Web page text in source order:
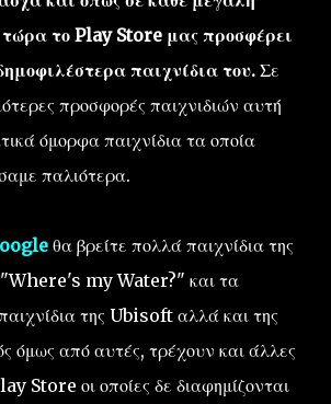
τώρα το Play Store μας προσφέρει
παιχνίδια του. Σε
προσφορές παιχνιδιών αυτή
όμορφα παιχνίδια τα οποία
παλιότερα.
θα βρείτε πολλά παιχνίδια της
my Water?" και τα
της Ubisoft αλλά και της
όμως από αυτές, τρέχουν και άλλες
Store οι οποίες δε διαφημίζονται